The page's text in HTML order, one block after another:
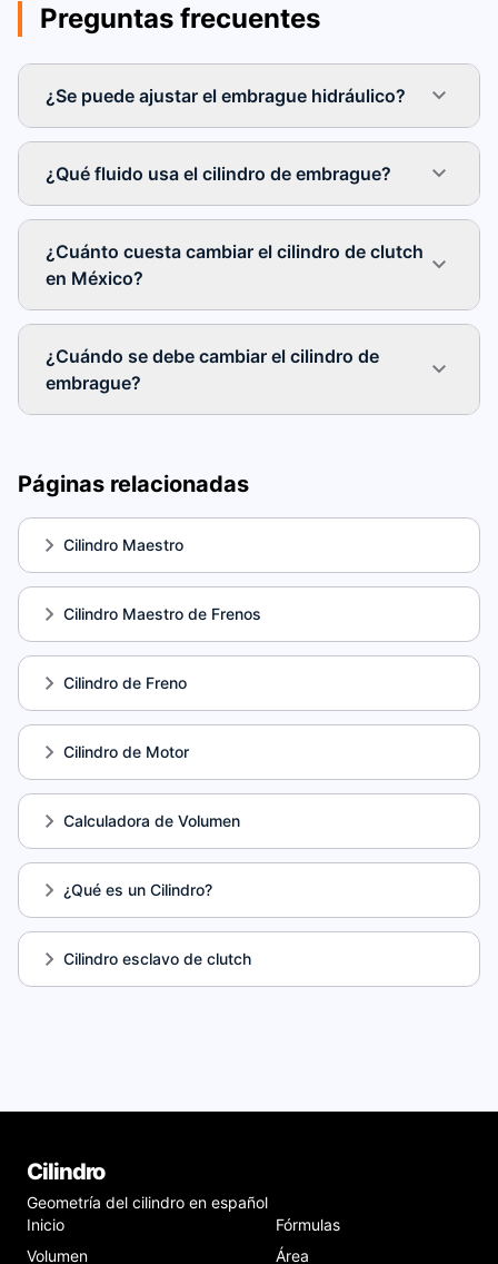
Preguntas frecuentes
¿Se puede ajustar el embrague hidráulico?
¿Qué fluido usa el cilindro de embrague?
¿Cuánto cuesta cambiar el cilindro de clutch
en México?
¿Cuándo se debe cambiar el cilindro de
embrague?
Páginas relacionadas
Cilindro Maestro
Cilindro Maestro de Frenos
Cilindro de Freno
Cilindro de Motor
Calculadora de Volumen
¿Qué es un Cilindro?
Cilindro esclavo de clutch
Cilindro
Geometría del cilindro en español
Inicio
Fórmulas
Volumen
Área